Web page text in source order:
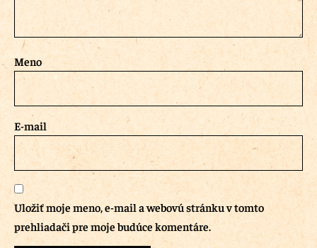
Meno
E-mail
Uložiť moje meno, e-mail a webovú stránku v tomto
prehliadači pre moje budúce komentáre.